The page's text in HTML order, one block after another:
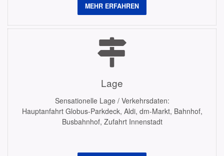
MEHR ERFAHREN
Lage
Sensationelle Lage / Verkehrsdaten:
Hauptanfahrt Globus-Parkdeck, Aldi, dm-Markt, Bahnhof,
Busbahnhof, Zufahrt Innenstadt